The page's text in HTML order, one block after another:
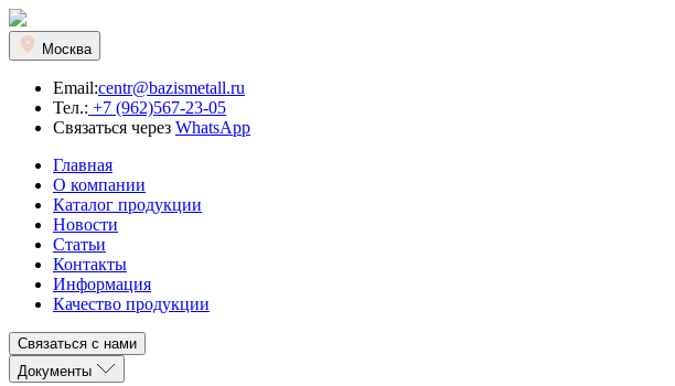
Москва
Email:centr@bazismetall.ru
Тел.: +7 (962)567-23-05
Связаться через WhatsApp
Главная
О компании
Каталог продукции
Новости
Статьи
Контакты
Информация
Качество продукции
Связаться с нами
Документы